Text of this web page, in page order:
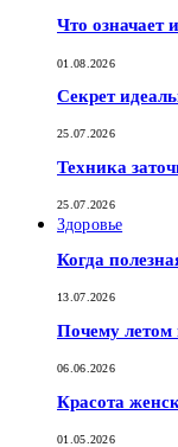
Что означает
01.08.2026
Секрет
25.07.2026
Техника
25.07.2026
Здоровье
Когда
13.07.2026
Почему летом
06.06.2026
Красота
01.05.2026